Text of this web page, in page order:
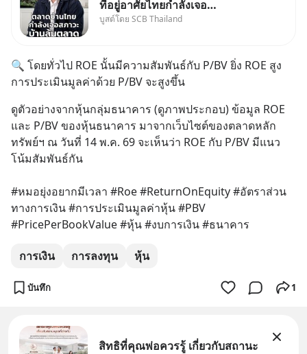
ที่อยู่อาศัยไทยกำลังเจอ
Oversupply หนักกว่าที่คิด และ
เศรษฐกิจ #SCBEIC #อสังหา
#บ้านล้นตลาด #เศรษฐกิจไทย
#EICAround #SCBThailand
สามารถดูคลิปท
บูสต์โดย SCB Thailand
🔍 โดยทั่วไป ROE นั้นมีความสัมพันธ์กับ P/BV ยิ่ง ROE สูง
การประเมินมูลค่าด้วย P/BV จะสูงขึ้น
ดูตัวอย่างจากหุ้นกลุ่มธนาคาร (ดูภาพประกอบ) ข้อมูล ROE
และ P/BV ของหุ้นธนาคาร มาจากเว็บไซต์ของตลาดหลัก
ทรัพย์ฯ ณ วันที่ 14 พ.ค. 69 จะเห็นว่า ROE กับ P/BV มีแนว
โน้มสัมพันธ์กัน
#หมอยุ่งอยากมีเวลา #Roe #ReturnOnEquity #อัตราส่วน
ทางการเงิน #การประเมินมูลค่าหุ้น #PBV
#PricePerBookValue #หุ้น #งบการเงิน #ธนาคาร
การเงิน การลงทุน หุ้น
บันทึก 1
สิทธิที่คุณพ่อควรรู้ เกี่ยวกับสถานะ